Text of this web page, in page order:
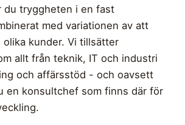
du tryggheten i en fast
med variationen av att
olika kunder. Vi tillsätter
allt från teknik, IT och industri
och affärsstöd - och oavsett
en konsultchef som finns där för